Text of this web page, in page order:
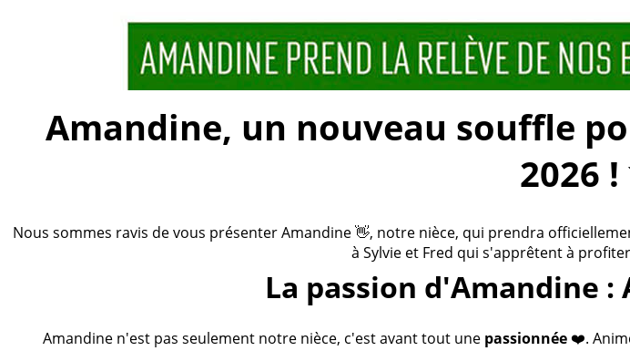
Amandine, un nouveau souffle
2026
Nous sommes ravis de vous présenter Amandine 👋, notre nièce, qui prendra
à Sylvie et Fred qui s'apprêtent à
La passion d'Amandine
Amandine n'est pas seulement notre nièce, c'est avant tout une passionnée❤️.